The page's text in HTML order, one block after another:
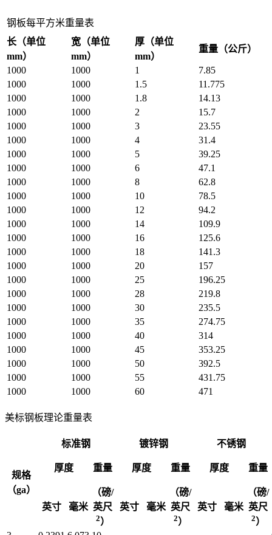
钢板每平方米重量表
长（单位
mm）
宽（单位
mm）
厚（单位
mm）
重量（公斤）
1000 1000 1
7.85
1000
1000 1.5
11.775
1000
1000 1.8
14.13
1000
1000 2
15.7
1000
1000 3
23.55
1000
1000 4
31.4
1000
1000 5
39.25
1000
1000 6
47.1
1000
1000 8
62.8
1000
1000 10
78.5
1000
1000 12
94.2
1000
1000 14
109.9
1000
1000 16
125.6
1000
1000 18
141.3
1000
1000 20
157
1000
1000 25
196.25
1000
1000 28
219.8
1000
1000 30
235.5
1000
1000 35
274.75
1000
1000 40
314
1000
1000 45
353.25
1000
1000 50
392.5
1000
1000 55
431.75
1000
1000 60 471
美标钢板理论重量表
规格
（ga）
标准钢 镀锌钢 不锈钢
厚度 重量 厚度 重量 厚度 重量
英寸 毫米
（磅/
英尺
2）
英寸 毫米
（磅/
英尺
2）
英寸 毫米
（磅/
英尺
2）